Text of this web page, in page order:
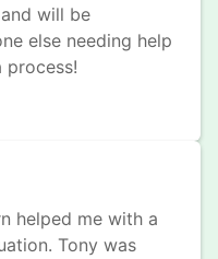
will be
else needing help
helped me with a
Tony was